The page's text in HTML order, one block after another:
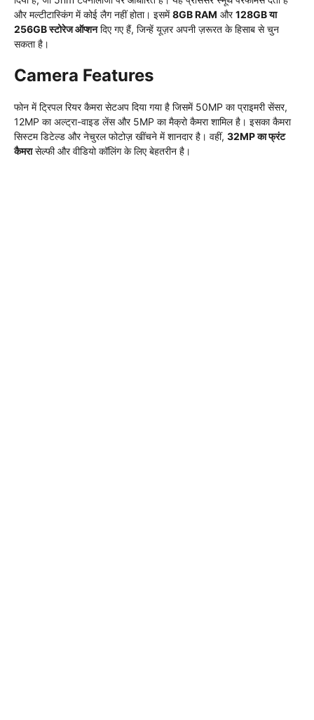
और मल्टीटास्किंग में कोई लैग नहीं होता। इसमें8GB RAM और128GB या
256GB स्टोरेज ऑप्शनदिए गए हैं, जिन्हें यूज़र अपनी ज़रूरत के हिसाब से चुन
सकता है।
Camera Features
फोन में ट्रिपल रियर कैमरा सेटअप दिया गया है जिसमें 50MP का प्राइमरी सेंसर,
12MP का अल्ट्रा-वाइड लेंस और 5MP का मैक्रो कैमरा शामिल है। इसका कैमरा
सिस्टम डिटेल्ड और नेचुरल फोटोज़ खींचने में शानदार है। वहीं, 32MP का फ्रंट
कैमरासेल्फी और वीडियो कॉलिंग के लिए बेहतरीन है।